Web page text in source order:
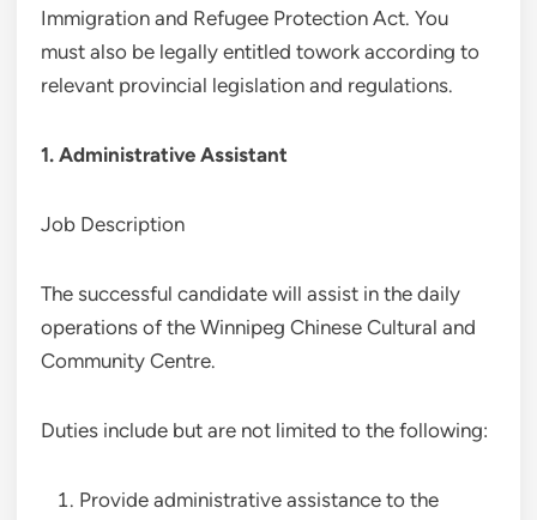
Immigration and Refugee Protection Act. You
must also be legally entitled towork according to
relevant provincial legislation and regulations.
1. Administrative Assistant
Job Description
The successful candidate will assist in the daily
operations of the Winnipeg Chinese Cultural and
Community Centre.
Duties include but are not limited to the following:
Provide administrative assistance to the